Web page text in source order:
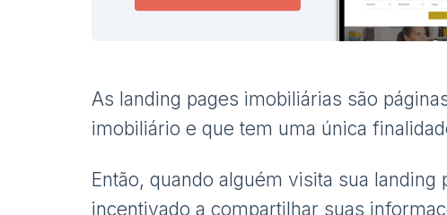
As landing pages imobiliárias são
imobiliário e que tem uma única
Então, quando alguém visita sua
incentivado a compartilhar suas